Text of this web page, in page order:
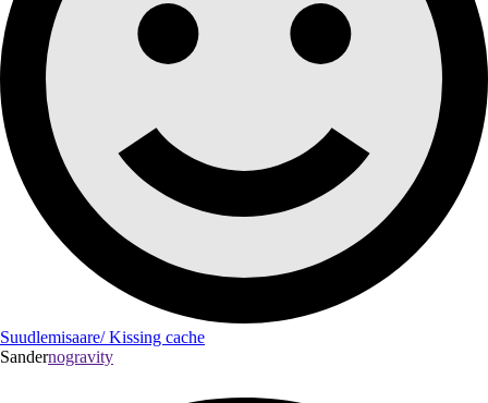
Suudlemisaare/ Kissing cache
Sandernogravity